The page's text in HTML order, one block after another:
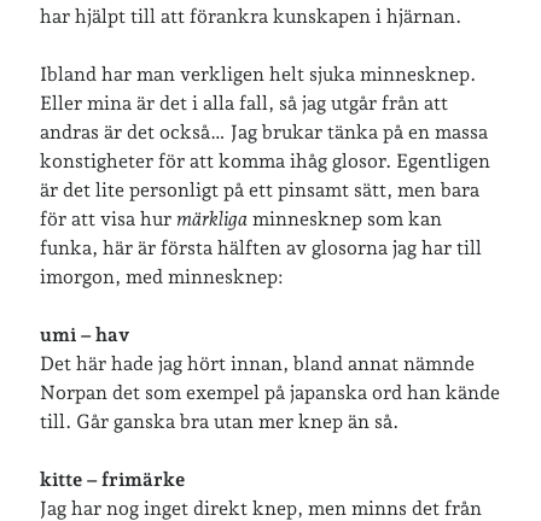
Från Hälleforsnäs till Katrineholm på Sörmlandsleden
Två veckor på Öland
Jonas 47 år!
Senaste kommentarer
Karinom Vålådalsfyrkanten 2024
MariaomVår bröllopsdikt
Fredrik DomLäste i Språktidningen om SÖ-stilen…
Mandalorian, vandring och sommarväder – Helenas dagar
Vandring mellan Ösmo och Segersäng i sommarväder
Arkiv
har hjälpt till att förankra kunskapen i hjärnan.
Ibland har man verkligen helt sjuka minnesknep.
Eller mina är det i alla fall, så jag utgår från att
andras är det också… Jag brukar tänka på en massa
konstigheter för att komma ihåg glosor. Egentligen
är det lite personligt på ett pinsamt sätt, men bara
för att visa hurmärkliga minnesknep som kan
funka, här är första hälften av glosorna jag har till
imorgon, med minnesknep:
umi – hav
Det här hade jag hört innan, bland annat nämnde
Norpan det som exempel på japanska ord han kände
till. Går ganska bra utan mer knep än så.
kitte – frimärke
Jag har nog inget direkt knep, men minns det från